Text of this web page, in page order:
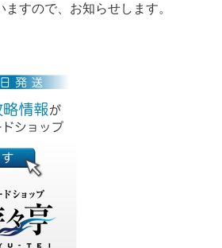
すので、お知らせします。